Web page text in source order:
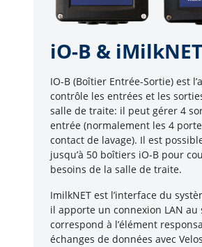
iO-B & iMilkNET
IO-B (Boîtier Entrée-Sortie) est
contrôle les entrées et les
salle de traite: il peut gérer 4
entrée (normalement les 4
contact de lavage). Il est
jusqu’à 50 boîtiers iO-B pour
besoins de la salle de traite.
ImilkNET est l’interface du
il apporte un connexion LAN au
correspond à l’élément
échanges de données avec